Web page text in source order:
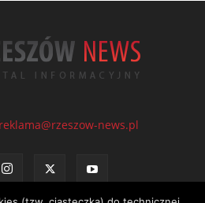
reklama@rzeszow-news.pl